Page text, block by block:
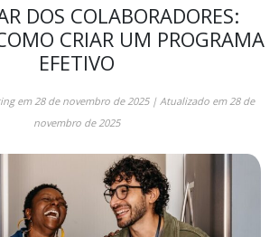
DOS COLABORADORES:
CRIAR UM PROGRAMA
EFETIVO
em 28 de novembro de 2025| Atualizado em 28 de
novembro de 2025